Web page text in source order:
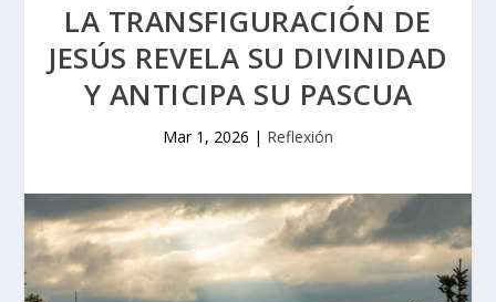
LA TRANSFIGURACIÓN DE
JESÚS REVELA SU DIVINIDAD
Y ANTICIPA SU PASCUA
Mar 1, 2026 | Reflexión